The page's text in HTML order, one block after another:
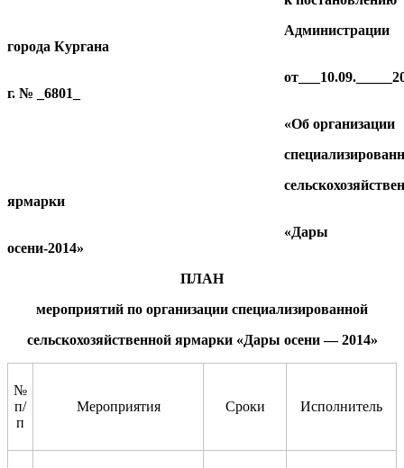
Администрации
города Кургана
от___ 10.09._____
г. № _ 6801
«Об организации
ярмарки
«Дары
осени-2014»
ПЛАН
мероприятий по организации специализированной
сельскохозяйственной ярмарки «Дары осени — 2014»
№
п/
п
Мероприятия Сроки Исполнитель